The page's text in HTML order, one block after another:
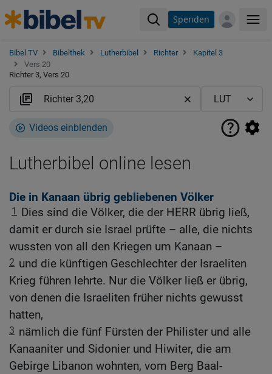
Spenden
Bibel TV Bibelthek Lutherbibel Richter
Kapitel 3
Vers 20
Richter 3, Vers 20
Videos einblenden
Lutherbibel online lesen
Die in Kanaan übrig gebliebenen Völker
1
Dies sind die Völker, die der HERR übrig ließ,
damit er durch sie Israel prüfte – alle, die nichts
wussten von all den Kriegen um Kanaan –
2 und die künftigen Geschlechter der Israeliten
Krieg führen lehrte. Nur die Völker ließ er übrig,
von denen die Israeliten früher nichts gewusst
hatten,
3 nämlich die fünf Fürsten der Philister und alle
Kanaaniter und Sidonier und Hiwiter, die am
Gebirge Libanon wohnten, vom Berg Baal-